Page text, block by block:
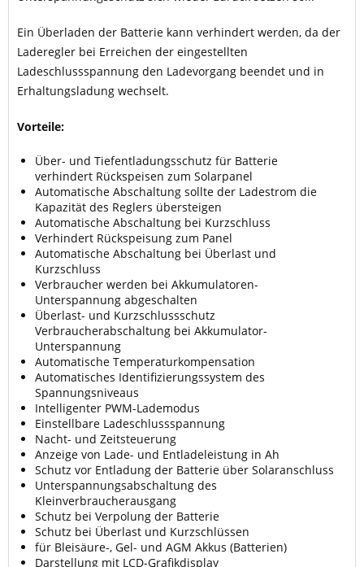
Ein Überladen der Batterie kann verhindert werden, da der
Laderegler bei Erreichen der eingestellten
Ladeschlussspannung den Ladevorgang beendet und in
Erhaltungsladung wechselt.
Vorteile:
Über- und Tiefentladungsschutz für Batterie
verhindert Rückspeisen zum Solarpanel
Automatische Abschaltung sollte der Ladestrom die
Kapazität des Reglers übersteigen
Automatische Abschaltung bei Kurzschluss
Verhindert Rückspeisung zum Panel
Automatische Abschaltung bei Überlast und
Kurzschluss
Verbraucher werden bei Akkumulatoren-
Unterspannung abgeschalten
Überlast- und Kurzschlussschutz
Verbraucherabschaltung bei Akkumulator-
Unterspannung
Automatische Temperaturkompensation
Automatisches Identifizierungssystem des
Spannungsniveaus
Intelligenter PWM-Lademodus
Einstellbare Ladeschlussspannung
Nacht- und Zeitsteuerung
Anzeige von Lade- und Entladeleistung in Ah
Schutz vor Entladung der Batterie über Solaranschluss
Unterspannungsabschaltung des
Kleinverbraucherausgang
Schutz bei Verpolung der Batterie
Schutz bei Überlast und Kurzschlüssen
für Bleisäure-, Gel- und AGM Akkus (Batterien)
Darstellung mit LCD-Grafikdisplay